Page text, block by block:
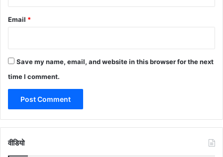
Email *
Save my name, email, and website in this browser for the next
time I comment.
वीडियो